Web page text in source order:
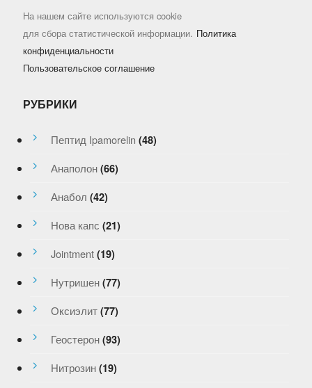
На нашем сайте используются cookie
для сбора статистической информации. Политика
конфиденциальности
Пользовательское соглашение
РУБРИКИ
Пептид Ipamorelin (48)
Анаполон (66)
Анабол (42)
Нова капс (21)
Jointment (19)
Нутришен (77)
Оксиэлит (77)
Геостерон (93)
Нитрозин (19)